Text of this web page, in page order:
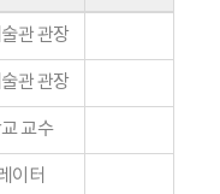
관 관장
관 관장
교수
이터